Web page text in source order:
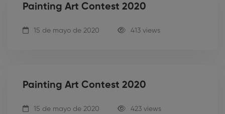
Painting Art Contest 2020
15 de mayo de 2020 413 views
Painting Art Contest 2020
15 de mayo de 2020 423 views